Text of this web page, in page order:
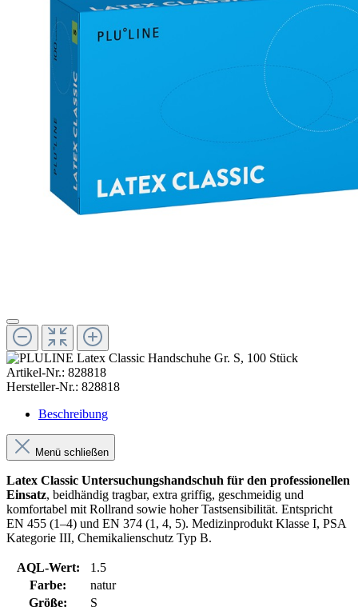
Artikel-Nr.: 828818
Hersteller-Nr.: 828818
Beschreibung
Menü schließen
Latex Classic Untersuchungshandschuh für den professionellen
Einsatz, beidhändig tragbar, extra griffig, geschmeidig und
komfortabel mit Rollrand sowie hoher Tastsensibilität. Entspricht
EN 455 (1–4) und EN 374 (1, 4, 5). Medizinprodukt Klasse I, PSA
Kategorie III, Chemikalienschutz Typ B.
AQL-Wert:
1.5
Farbe:
natur
Größe:
S